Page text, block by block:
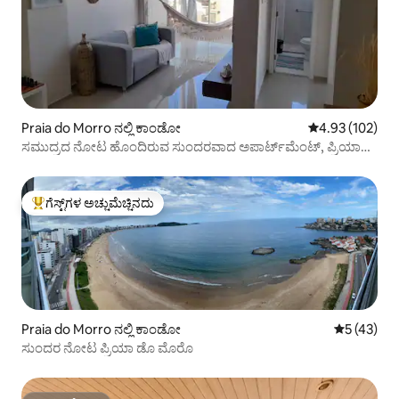
Praia do Morro ನಲ್ಲಿ ಕಾಂಡೋ 5 ರಲ್ಲಿ 4.93
4.93 (102)
ಸಮುದ್ರದ ನೋಟ ಹೊಂದಿರುವ ಸುಂದರವಾದ ಅಪಾರ್ಟ್‌ಮೆಂಟ್, ಪ್ರಿಯಾ
ಗೆಸ್ಟ್‌ಗಳಿಗೆ ಅತಿ ಹೆಚ್ಚು ಅಚ್ಚುಮೆಚ್ಚಿನದು
ಗೆಸ್ಟ್‌ಗಳ ಅಚ್ಚುಮೆಚ್ಚಿನದು
Praia do Morro ನಲ್ಲಿ ಕಾಂಡೋ 5 ರಲ್ಲಿ 5
5 (43)
ಸುಂದರ ನೋಟ ಪ್ರಿಯಾ ಡೊ ಮೊರೊ